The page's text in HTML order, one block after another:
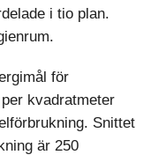
i tio plan.
för
kvadratmeter
Snittet
är 250